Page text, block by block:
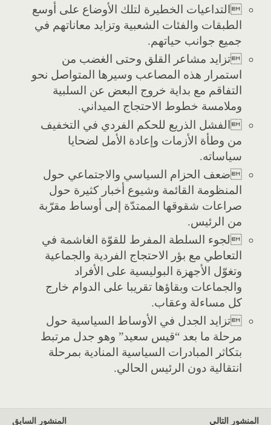
التداعيات الخطيرة لتلك الأوضاع على أوسع
الطبقات والفئات الشعبية وتزايد معاناتهم في
جميع جوانب حياتهم.
تزايد مشاعر القلق وحتى الغضب من
استمرار هذه المصاعب وسيرها المتواصل نحو
التفاقم مع بداية خروج البعض عن السلبية
وملامسة خطوط الاحتجاج الميداني.
الفشل الذريع للحكم الفردي في التخفيف
من وطأة الأزمات وإعادة الأمل لضحايا
سياساته.
ضعف الحزام السياسي والاجتماعي حول
المنظومة القائمة وشيوع أخبار كثيرة حول
صراعات شقوقها الممتدّة إلى أوساط مقرّبة
من الرئيس.
لجوء السلطة المفرط للقوّة الغاشمة في
التعاطي مع بؤر الاحتجاج الفردية والجماعية
وتغوّل الأجهزة البوليسية على الأفراد
والجماعات وبقاؤها تقريبا على الدوام خارج
كل مساءلة وعقاب.
تزايد الجدل في الأوساط السياسية حول
مرحلة ما بعد “قيس سعيد” وهو جدل مرتبط
بتكاثر المبادرات السياسية المنادية بمرحلة
انتقالية دون الرئيس الحالي.
المنشور السابق المنشور التالي